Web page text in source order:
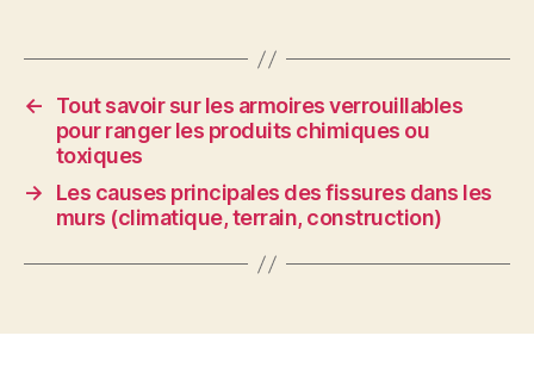
←
Tout savoir sur les armoires verrouillables
pour ranger les produits chimiques ou
toxiques
→
Les causes principales des fissures dans les
murs (climatique, terrain, construction)